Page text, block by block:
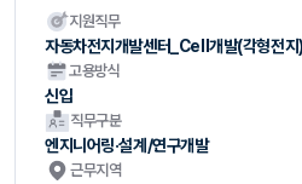
지원직무
자동차전지개발센터_Cell개발(각형전지)
고용방식
신입
직무구분
엔지니어링·설계/연구개발
근무지역